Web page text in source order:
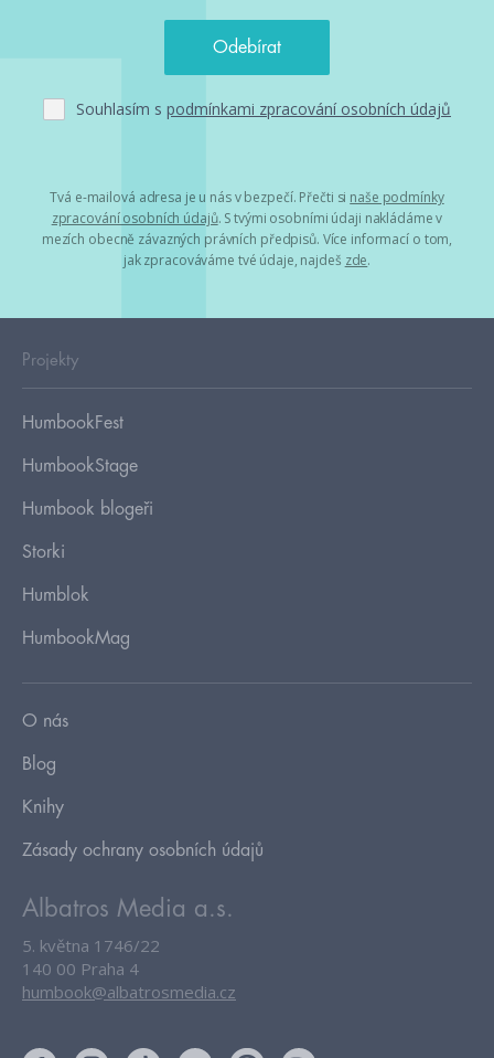
Souhlasím s podmínkami zpracování osobních údajů
Tvá e-mailová adresa je u nás v bezpečí. Přečti si naše podmínky
zpracování osobních údajů. S tvými osobními údaji nakládáme v
mezích obecně závazných právních předpisů. Více informací o tom,
jak zpracováváme tvé údaje, najdeš zde.
Projekty
HumbookFest
HumbookStage
Humbook blogeři
Storki
Humblok
HumbookMag
O nás
Blog
Knihy
Zásady ochrany osobních údajů
Albatros Media a.s.
5. května 1746/22
140 00 Praha 4
humbook@albatrosmedia.cz